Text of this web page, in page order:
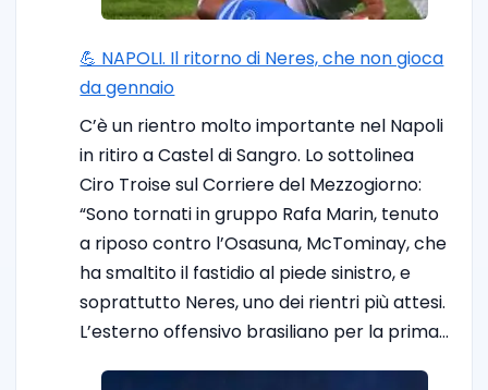
💪 NAPOLI. Il ritorno di Neres, che non gioca
da gennaio
C’è un rientro molto importante nel Napoli
in ritiro a Castel di Sangro. Lo sottolinea
Ciro Troise sul Corriere del Mezzogiorno:
“Sono tornati in gruppo Rafa Marin, tenuto
a riposo contro l’Osasuna, McTominay, che
ha smaltito il fastidio al piede sinistro, e
soprattutto Neres, uno dei rientri più attesi.
L’esterno offensivo brasiliano per la prima…